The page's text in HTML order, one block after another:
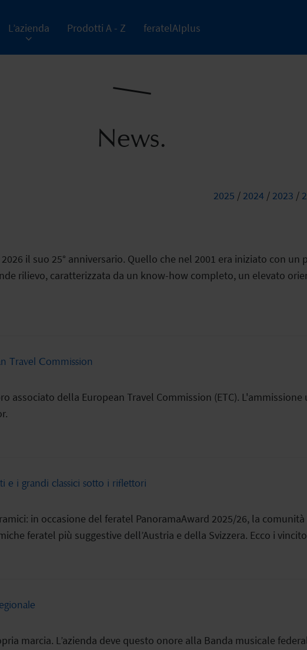
L’azienda Prodotti A - Z feratelAIplus
News.
2025 / 2024 / 2023 /
il suo 25° anniversario. Quello che nel 2001 era iniziato con
rilievo, caratterizzata da un know-how completo, un elevato
Travel Commission
associato della European Travel Commission (ETC).
e i grandi classici sotto i riflettori
in occasione del feratel PanoramaAward 2025/26, la
feratel più suggestive dell’Austria e della Svizzera. Ecco i
marcia. L’azienda deve questo onore alla Banda musicale